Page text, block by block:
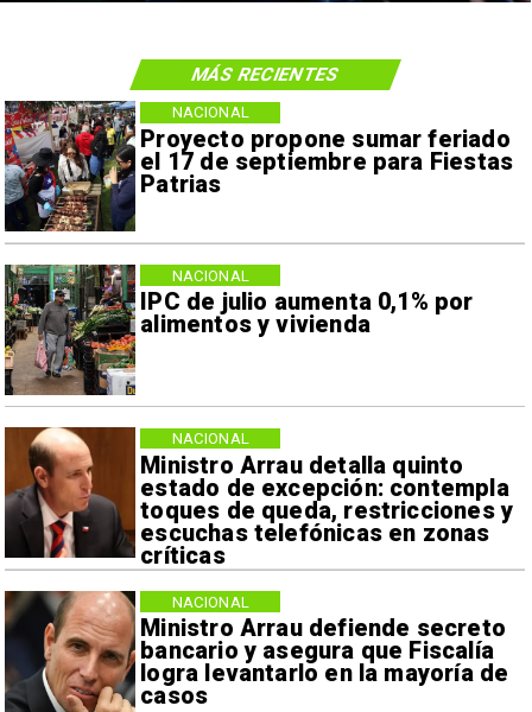
Proyecto propone sumar feriado
el 17 de septiembre para Fiestas
Patrias
NACIONAL
IPC de julio aumenta 0,1% por
alimentos y vivienda
NACIONAL
Ministro Arrau detalla quinto
estado de excepción: contempla
toques de queda, restricciones y
escuchas telefónicas en zonas
críticas
NACIONAL
Ministro Arrau defiende secreto
bancario y asegura que Fiscalía
logra levantarlo en la mayoría de
casos
NACIONAL
MÁS RECIENTES